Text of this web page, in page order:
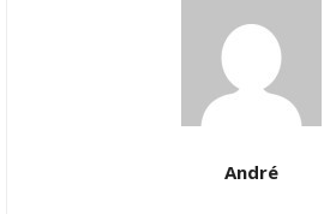
André